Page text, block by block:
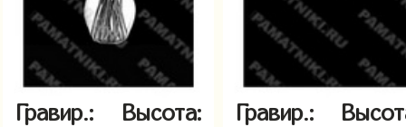
Гравир.: Высота: Гравир.: